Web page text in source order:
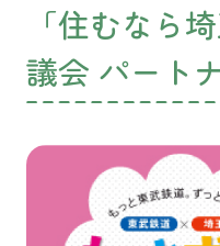
「住むなら
議会 パート